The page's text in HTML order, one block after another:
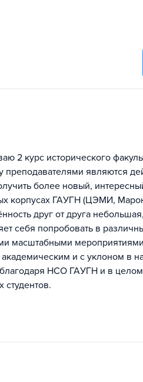
2 курс исторического
являются
более новый,
корпусах ГАУГН (ЦЭМИ,
друг от друга
себя попробовать в
масштабными
и с уклоном в
НСО ГАУГН и в целом